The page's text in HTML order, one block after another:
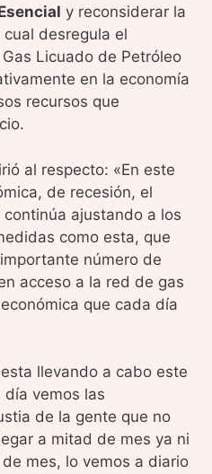
y reconsiderar la
desregula el
Licuado de Petróleo
en la economía
recursos que
al respecto: «En este
de recesión, el
ajustando a los
como esta, que
número de
acceso a la red de gas
que cada día
llevando a cabo este
vemos las
de la gente que no
a mitad de mes ya ni
mes, lo vemos a diario